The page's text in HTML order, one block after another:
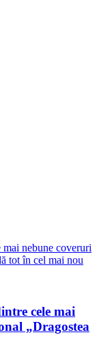
cele mai
„Dragostea